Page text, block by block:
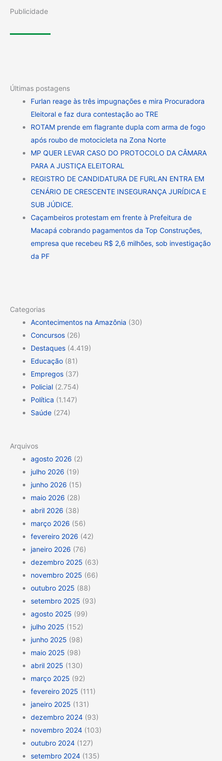
Publicidade
Últimas postagens
Furlan reage às três impugnações e mira Procuradora
Eleitoral e faz dura contestação ao TRE
ROTAM prende em flagrante dupla com arma de fogo
após roubo de motocicleta na Zona Norte
MP QUER LEVAR CASO DO PROTOCOLO DA CÂMARA
PARA A JUSTIÇA ELEITORAL
REGISTRO DE CANDIDATURA DE FURLAN ENTRA EM
CENÁRIO DE CRESCENTE INSEGURANÇA JURÍDICA E
SUB JÚDICE.
Caçambeiros protestam em frente à Prefeitura de
Macapá cobrando pagamentos da Top Construções,
empresa que recebeu R$ 2,6 milhões, sob investigação
da PF
Categorias
Acontecimentos na Amazônia (30)
Concursos (26)
Destaques (4.419)
Educação (81)
Empregos (37)
Policial (2.754)
Política (1.147)
Saúde (274)
Arquivos
agosto 2026 (2)
julho 2026 (19)
junho 2026 (15)
maio 2026 (28)
abril 2026 (38)
março 2026 (56)
fevereiro 2026 (42)
janeiro 2026 (76)
dezembro 2025 (63)
novembro 2025 (66)
outubro 2025 (88)
setembro 2025 (93)
agosto 2025 (99)
julho 2025 (152)
junho 2025 (98)
maio 2025 (98)
abril 2025 (130)
março 2025 (92)
fevereiro 2025 (111)
janeiro 2025 (131)
dezembro 2024 (93)
novembro 2024 (103)
outubro 2024 (127)
setembro 2024 (135)